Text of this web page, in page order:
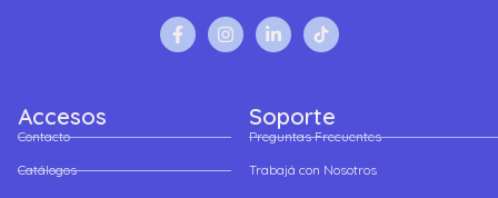
Accesos
Contacto
Catálogos
Soporte
Preguntas Frecuentes
Trabajá con Nosotros